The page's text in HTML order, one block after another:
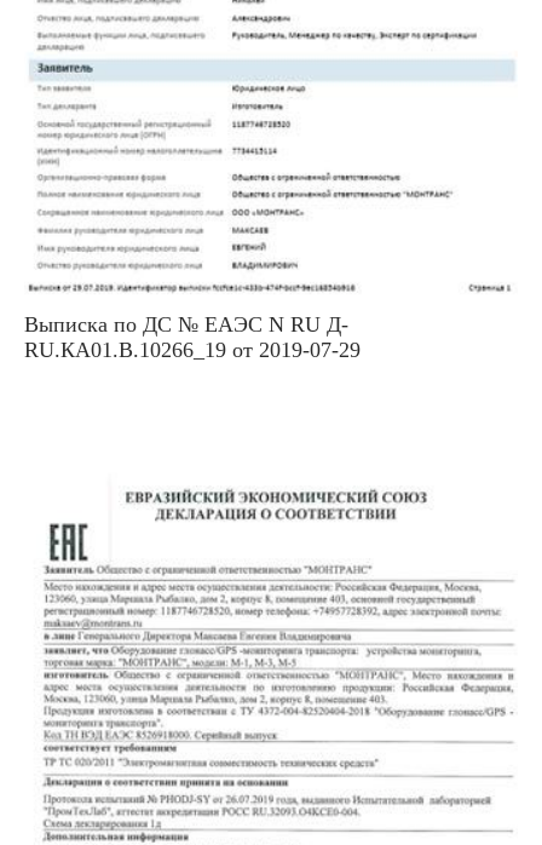
Выписка по ДС № ЕАЭС N RU Д-
RU.КА01.В.10266_19 от 2019-07-29